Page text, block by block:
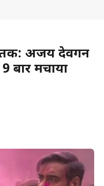
तक: अजय देवगन
बार मचाया